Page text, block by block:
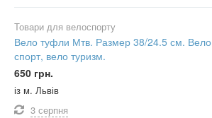
Товари для велоспорту
Вело туфли Мтв. Размер 38/24.5 см. Вело
спорт, вело туризм.
650 грн.
із м. Львів
3 серпня